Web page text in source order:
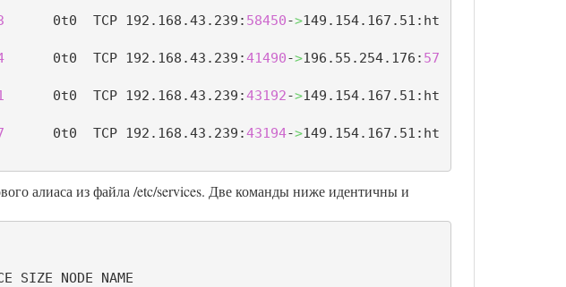
      0t0  TCP 192.168.43.239:
58450->149.154.167.51:ht
      0t0  TCP 192.168.43.239:
41490->196.55.254.176: 57
      0t0  TCP 192.168.43.239:
43192->149.154.167.51:ht
      0t0  TCP 192.168.43.239:
43194->149.154.167.51:ht
алиаса из файла /etc/services. Две команды ниже идентичны и
SIZE NODE NAME